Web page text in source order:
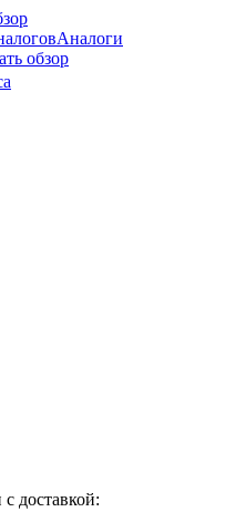
Аналоги
обзор
доставкой: